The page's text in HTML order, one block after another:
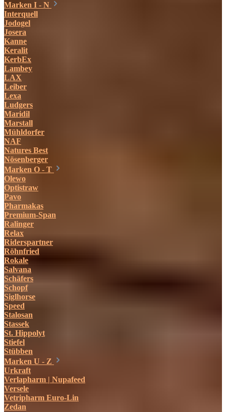
Marken I - N
Interquell
Jodogel
Josera
Kanne
Keralit
KerbEx
Lambey
LAX
Leiber
Lexa
Ludgers
Maridil
Marstall
Mühldorfer
NAF
Natures Best
Nösenberger
Marken O - T
Olewo
Optistraw
Pavo
Pharmakas
Premium-Span
Ralinger
Relax
Riderspartner
Röhnfried
Rokale
Salvana
Schäfers
Schopf
Siglhorse
Speed
Stalosan
Stassek
St. Hippolyt
Stiefel
Stübben
Marken U - Z
Urkraft
Verlapharm | Nupafeed
Versele
Vetripharm Euro-Lin
Zedan